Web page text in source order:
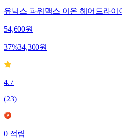
유닉스 파워맥스 이온 헤어드라이
54,600원
37%34,300원
4.7
(23)
0적립